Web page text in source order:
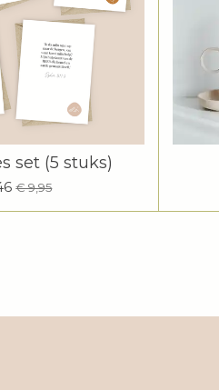
set (5 stuks)
€ 9,95